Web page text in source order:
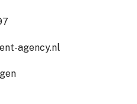
agency.nl